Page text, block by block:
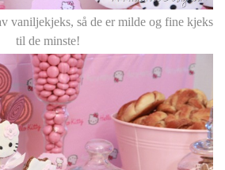
vaniljekjeks, så de er milde og fine kjeks
til de minste!